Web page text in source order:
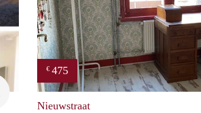
€ 475
Nieuwstraat